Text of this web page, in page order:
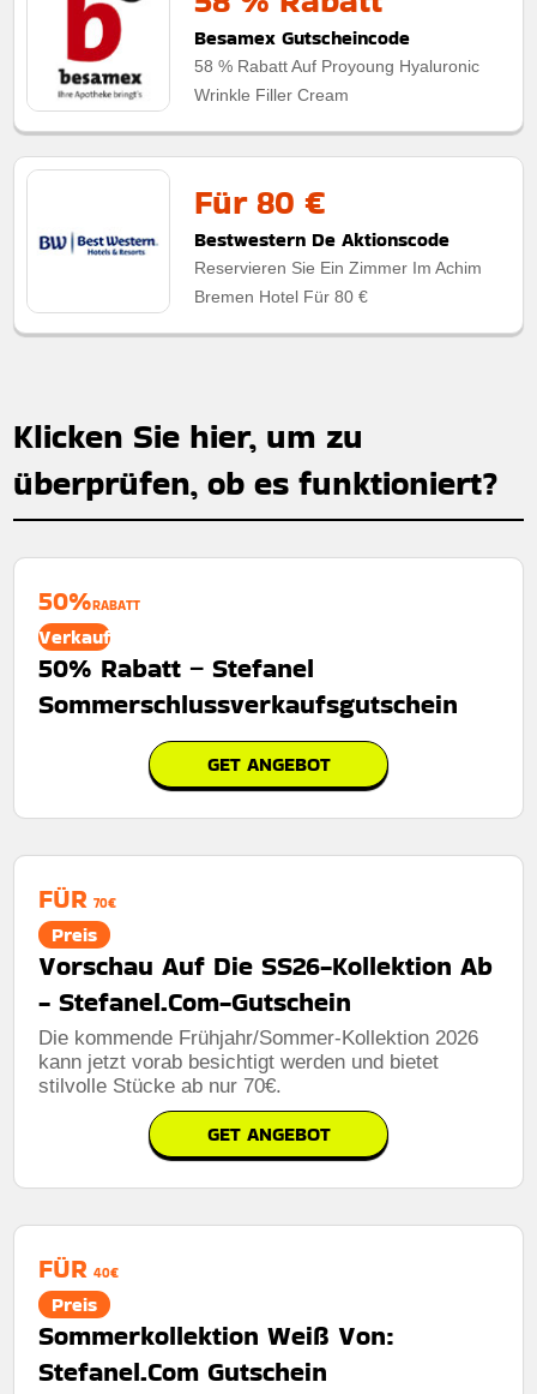
Besamex Gutscheincode
58 % Rabatt Auf Proyoung Hyaluronic
Wrinkle Filler Cream
Für 80 €
Bestwestern De Aktionscode
Reservieren Sie Ein Zimmer Im Achim
Bremen Hotel Für 80 €
Klicken Sie hier, um zu
überprüfen, ob es funktioniert?
50%RABATT
Verkauf
50% Rabatt – Stefanel
Sommerschlussverkaufsgutschein
GET ANGEBOT
FÜR 70€
Preis
Vorschau Auf Die SS26-Kollektion Ab
- Stefanel.Com-Gutschein
Die kommende Frühjahr/Sommer-Kollektion 2026
kann jetzt vorab besichtigt werden und bietet
stilvolle Stücke ab nur 70€.
GET ANGEBOT
FÜR 40€
Preis
Sommerkollektion Weiß Von:
Stefanel.Com Gutschein